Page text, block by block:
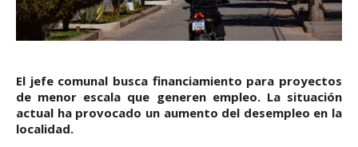
El jefe comunal busca financiamiento para proyectos
de menor escala que generen empleo. La situación
actual ha provocado un aumento del desempleo en la
localidad.